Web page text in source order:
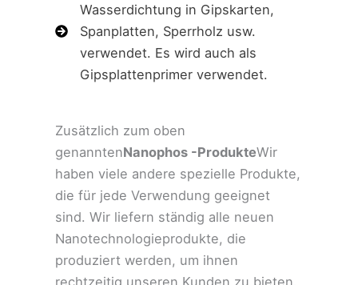
Wasserdichtung in Gipskarten,
Spanplatten, Sperrholz usw.
verwendet. Es wird auch als
Gipsplattenprimer verwendet.
Zusätzlich zum oben
genanntenNanophos -ProdukteWir
haben viele andere spezielle Produkte,
die für jede Verwendung geeignet
sind. Wir liefern ständig alle neuen
Nanotechnologieprodukte, die
produziert werden, um ihnen
rechtzeitig unseren Kunden zu bieten.